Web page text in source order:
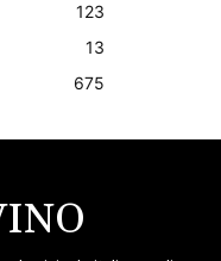
123
13
675